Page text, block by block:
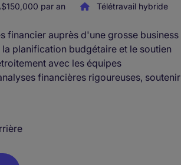
par an Télétravail hybride
financier auprès d'une grosse business
planification budgétaire et le soutien
avec les équipes
financières rigoureuses, soutenir